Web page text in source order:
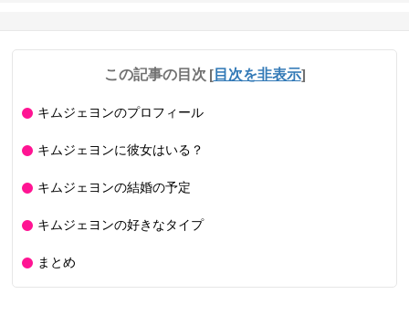
この記事の目次 [目次を非表示]
キムジェヨンのプロフィール
キムジェヨンに彼女はいる？
キムジェヨンの結婚の予定
キムジェヨンの好きなタイプ
まとめ